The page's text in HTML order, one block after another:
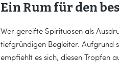
Ein Rum für den
Wer gereifte Spirituosen als
tiefgründigen Begleiter. Aufgrund
empfiehlt es sich, diesen Tropfen